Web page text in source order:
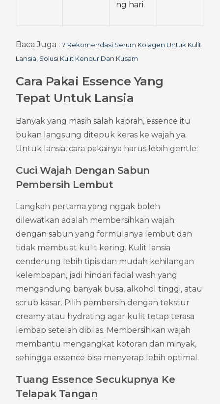
ng hari.
Baca Juga : 7 Rekomendasi Serum Kolagen Untuk Kulit
Lansia, Solusi Kulit Kendur Dan Kusam
Cara Pakai Essence Yang
Tepat Untuk Lansia
Banyak yang masih salah kaprah, essence itu
bukan langsung ditepuk keras ke wajah ya.
Untuk lansia, cara pakainya harus lebih gentle:
Cuci Wajah Dengan Sabun
Pembersih Lembut
Langkah pertama yang nggak boleh
dilewatkan adalah membersihkan wajah
dengan sabun yang formulanya lembut dan
tidak membuat kulit kering. Kulit lansia
cenderung lebih tipis dan mudah kehilangan
kelembapan, jadi hindari facial wash yang
mengandung banyak busa, alkohol tinggi, atau
scrub kasar. Pilih pembersih dengan tekstur
creamy atau hydrating agar kulit tetap terasa
lembap setelah dibilas. Membersihkan wajah
membantu mengangkat kotoran dan minyak,
sehingga essence bisa menyerap lebih optimal.
Tuang Essence Secukupnya Ke
Telapak Tangan